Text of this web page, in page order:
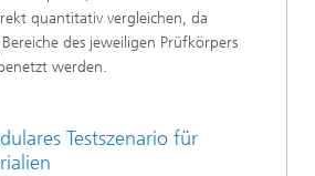
quantitativ vergleichen, da
des jeweiligen Prüfkörpers
werden.
Testszenario für